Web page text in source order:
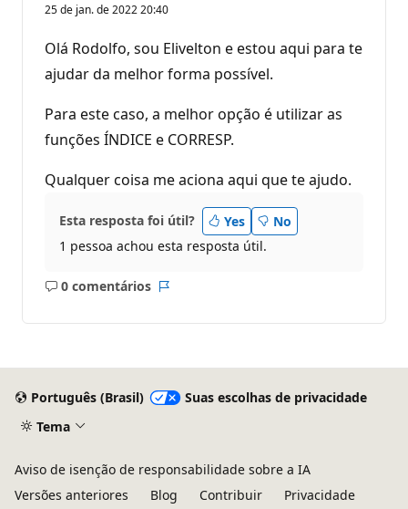
25 de jan. de 2022 20:40
Olá Rodolfo, sou Elivelton e estou aqui para te
ajudar da melhor forma possível.
Para este caso, a melhor opção é utilizar as
funções ÍNDICE e CORRESP.
Qualquer coisa me aciona aqui que te ajudo.
Esta resposta foi útil? Yes
No
1 pessoa achou esta resposta útil.
0 comentários
Sem
Português (Brasil)
Suas escolhas de privacidade
Tema
Aviso de isenção de responsabilidade sobre a IA
Versões anteriores
Blog Contribuir Privacidade